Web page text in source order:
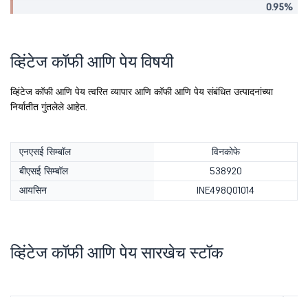
0.95%
व्हिंटेज कॉफी आणि पेय विषयी
व्हिंटेज कॉफी आणि पेय त्वरित व्यापार आणि कॉफी आणि पेय संबंधित उत्पादनांच्या
निर्यातीत गुंतलेले आहेत.
एनएसई सिम्बॉल
विनकोफे
बीएसई सिम्बॉल
538920
आयसिन
INE498Q01014
व्हिंटेज कॉफी आणि पेय सारखेच स्टॉक